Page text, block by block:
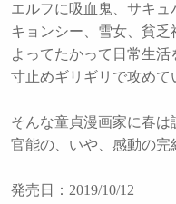
エルフに吸血鬼、サキュ
キョンシー、雪女、貧
よってたかって日常生活
寸止めギリギリで攻め
そんな童貞漫画家に春は
官能の、いや、感動の完
発売日：2019/10/12